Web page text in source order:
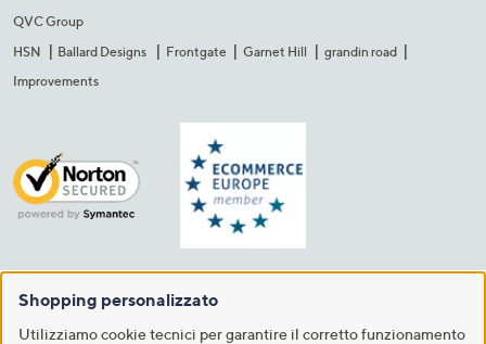
QVC Group
HSN
Ballard Designs Frontgate Garnet Hill
grandin road
Improvements
Shopping personalizzato
Utilizziamo cookie tecnici per garantire il corretto funzionamento